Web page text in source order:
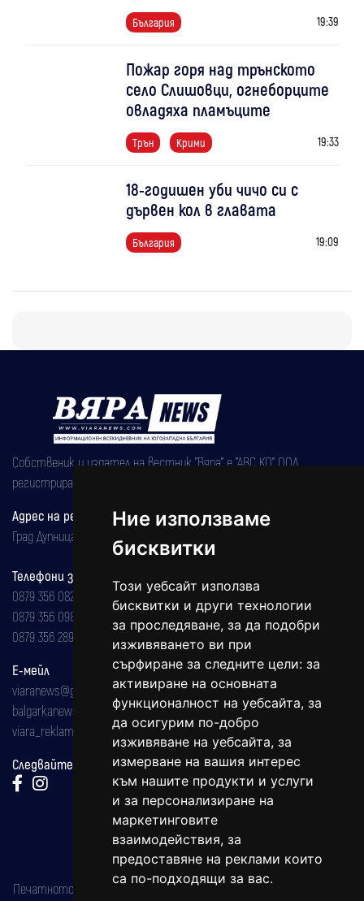
Ние използваме
бисквитки
Този уебсайт използва
бисквитки и други технологии
за проследяване, за да подобри
изживяването ви при
сърфиране за следните цели: за
активиране на основната
функционалност на уебсайта, за
да осигурим по-добро
изживяване на уебсайта, за
измерване на вашия интерес
към нашите продукти и услуги
и за персонализиране на
маркетинговите
взаимодействия, за
предоставяне на реклами които
са по-подходящи за вас.
България 19:39
Пожар горя над трънското
село Слишовци, огнеборците
овладяха пламъците
Трън Крими 19:33
18-годишен уби чичо си с
дървен кол в главата
България 19:09
Собственик и издател на вестник "Вяра" е "АВС КО" ООД,
регистрирана на 08.05.2002 година.
Адрес на редакцията
Град Дупница, ул.''Христо Ботев" 43
Телефони за реклама и абонаменти
0879 356 082
0879 356 098
0879 356 289
Е-мейл
viaranews@gmail.com
balgarkanews@gmail.com
viara_reklama@mail.bg
Следвайте ни:
Печатното издание на вестника е регистрирано в националния